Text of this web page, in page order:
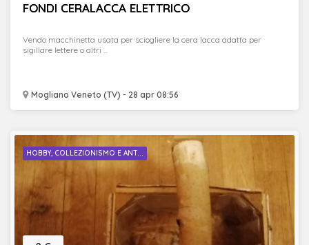
FONDI CERALACCA ELETTRICO
Mogliano Veneto (TV) - 28 apr 08:56
Vendo macchinetta usata per sciogliere la cera lacca adatta per
sigillare lettere o altri ...
HOBBY, COLLEZIONISMO E ANT...